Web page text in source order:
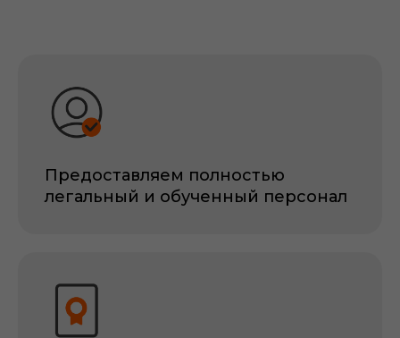
Предоставляем полностью
легальный и обученный персонал